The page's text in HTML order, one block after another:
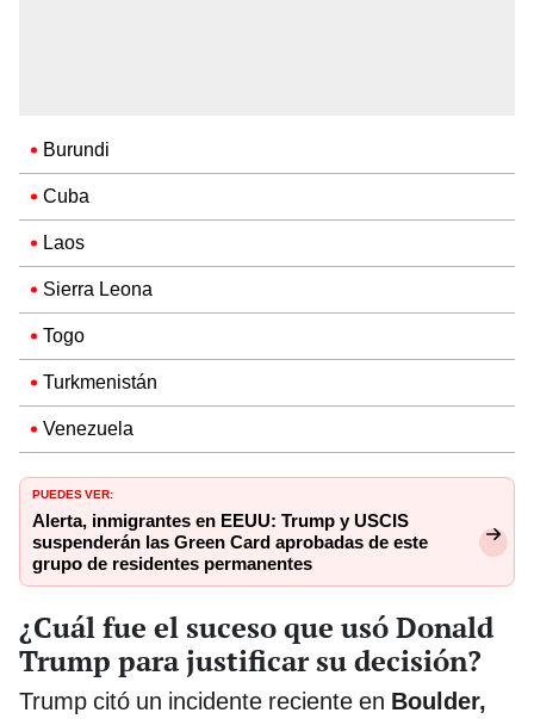
Burundi
Cuba
Laos
Sierra Leona
Togo
Turkmenistán
Venezuela
PUEDES VER:
Alerta, inmigrantes en EEUU: Trump y USCIS
suspenderán las Green Card aprobadas de este
grupo de residentes permanentes
¿Cuál fue el suceso que usó Donald
Trump para justificar su decisión?
Trump citó un incidente reciente en Boulder,